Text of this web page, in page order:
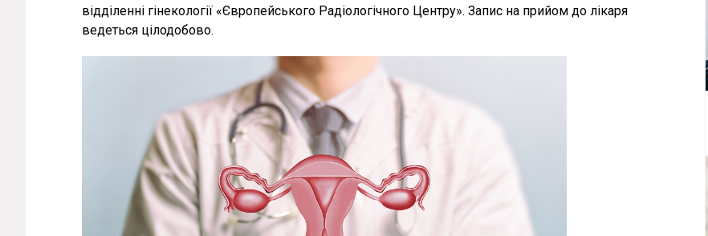
відділенні гінекології «Європейського Радіологічного Центру». Запис на прийом до лікаря
ведеться цілодобово.